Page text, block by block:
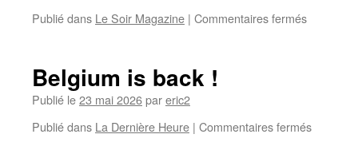
Publié dans Le Soir Magazine | Commentaires fermés
Belgium is back !
Publié le23 mai 2026pareric2
Publié dans La Dernière Heure | Commentaires fermés